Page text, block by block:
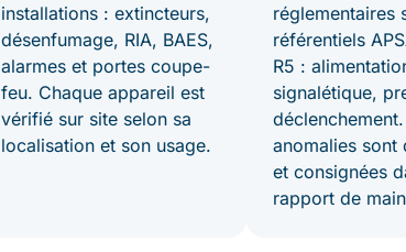
installations : extincteurs,
désenfumage, RIA, BAES,
alarmes et portes coupe-
feu. Chaque appareil est
vérifié sur site selon sa
localisation et son usage.
réglementaires
référentiels
R5 :
signalétique,
anomalies sont
et consignées
rapport de